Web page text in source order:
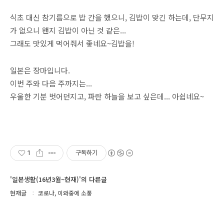
식초 대신 참기름으로 밥 간을 했으니, 김밥이 맞긴 하는데, 단무지
가 없으니 왠지 김밥이 아닌 것 같은...
그래도 맛있게 먹어줘서 좋네요~김밥을!
일본은 장마입니다.
이번 주와 다음 주까지는...
우울한 기분 벗어던지고, 파란 하늘을 보고 싶은데... 아쉽네요~
1 구독하기
'일본생활(16년3월~현재)'의 다른글
현재글 코로나, 이와중에 소풍